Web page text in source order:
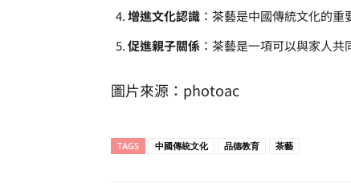
增進文化認識 ：茶藝是中國傳統文化的
促進親子關係 ：茶藝是一項可以與家人
圖片來源：photoac
TAGS 中國傳統文化 品德教育 茶藝